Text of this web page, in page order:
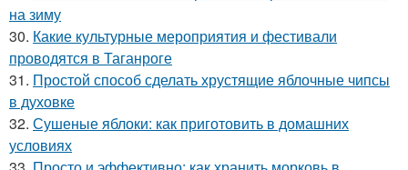
на зиму
30. Какие культурные мероприятия и фестивали
проводятся в Таганроге
31. Простой способ сделать хрустящие яблочные чипсы
в духовке
32. Сушеные яблоки: как приготовить в домашних
условиях